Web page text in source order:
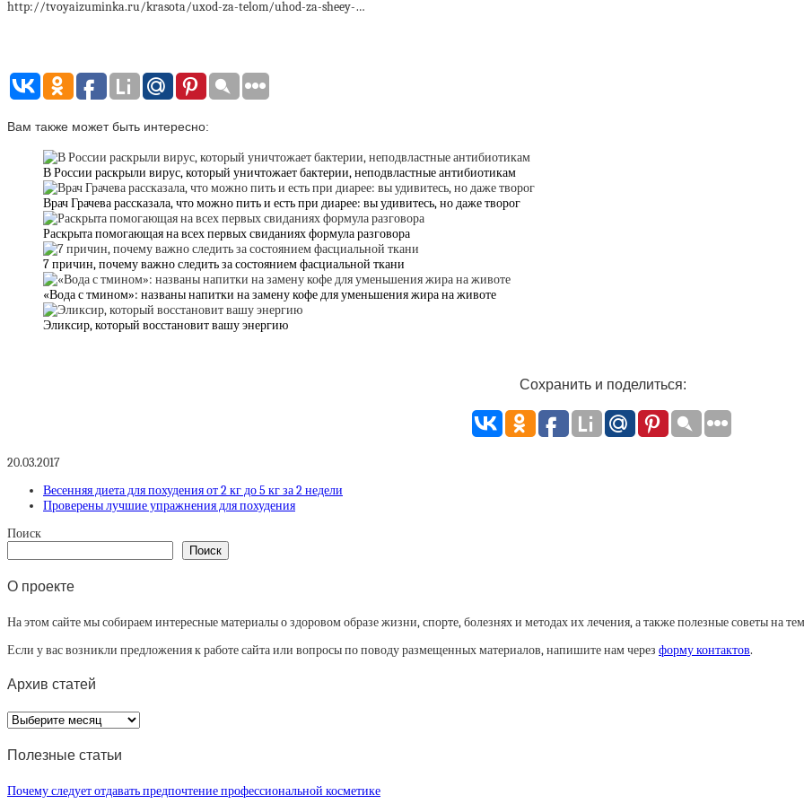
http://tvoyaizuminka.ru/krasota/uxod-za-telom/uhod-za-sheey-…
Вам также может быть интересно:
В России раскрыли вирус, который уничтожает бактерии, неподвластные антибиотикам
Врач Грачева рассказала, что можно пить и есть при диарее: вы удивитесь, но даже творог
Раскрыта помогающая на всех первых свиданиях формула разговора
7 причин, почему важно следить за состоянием фасциальной ткани
«Вода с тмином»: названы напитки на замену кофе для уменьшения жира на животе
Эликсир, который восстановит вашу энергию
Сохранить и поделиться:
20.03.2017
Весенняя диета для похудения от 2 кг до 5 кг за 2 недели
Проверены лучшие упражнения для похудения
Поиск
Поиск
О проекте
На этом сайте мы собираем интересные материалы о здоровом образе жизни, спорте, болезнях и методах их лечения, а также полезные советы на
Если у вас возникли предложения к работе сайта или вопросы по поводу размещенных материалов, напишите нам через форму контактов.
Архив статей
Архив
статей
Полезные статьи
Почему следует отдавать предпочтение профессиональной косметике